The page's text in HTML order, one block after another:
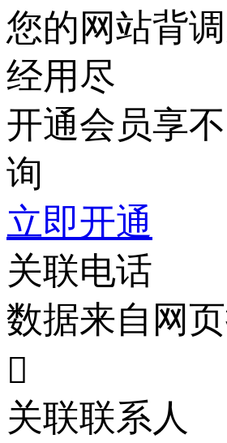
您的网站背
经用尽
开通会员享
询
立即开通
关联电话
数据来自网

关联联系人